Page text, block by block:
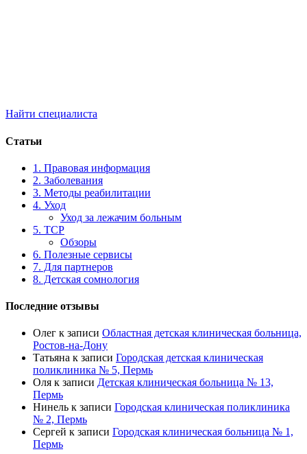
Найти специалиста
Статьи
1. Правовая информация
2. Заболевания
3. Методы реабилитации
4. Уход
Уход за лежачим больным
5. ТСР
Обзоры
6. Полезные сервисы
7. Для партнеров
8. Детская сомнология
Последние отзывы
Олег к записи Областная детская клиническая больница,
Ростов-на-Дону
Татьяна к записи Городская детская клиническая
поликлиника № 5, Пермь
Оля к записи Детская клиническая больница № 13,
Пермь
Нинель к записи Городская клиническая поликлиника
№ 2, Пермь
Сергей к записи Городская клиническая больница № 1,
Пермь